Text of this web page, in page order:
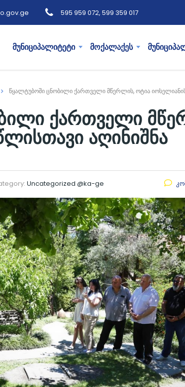
595 959 072, 599 359 017
მუნიციპალიტეტი მოქალაქეს
წყალტუბოში ცნობილი ქართველი მწერლის, ოტია
ქართველი
აღინიშნა
Uncategorized @ka-ge